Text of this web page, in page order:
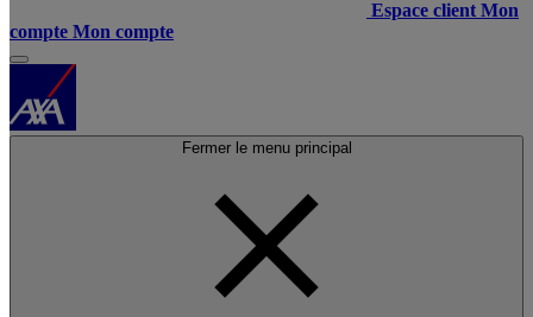
Espace client Mon
compte Mon compte
Fermer le menu principal